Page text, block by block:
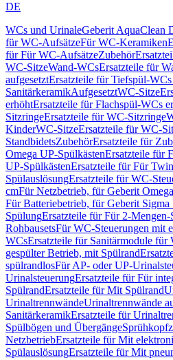
DE
WCs und UrinaleGeberit AquaClean
für WC-AufsätzeFür WC-Keramiken
für Für WC-AufsätzeZubehör
WC-SitzeWand-WCsErsatzteile für
aufgesetztErsatzteile für Tiefspül-
SanitärkeramikAufgesetztWC-Sitze
erhöhtErsatzteile für Flachspül-WCs
SitzringeErsatzteile für WC-Sitzringe
KinderWC-SitzeErsatzteile für WC-
StandbidetsZubehörErsatzteile für
Omega UP-SpülkästenErsatzteile für
UP-SpülkästenErsatzteile für Für
SpülauslösungErsatzteile für WC-
cmFür Netzbetrieb, für Geberit
Für Batteriebetrieb, für Geberit
SpülungErsatzteile für Für 2-Mengen-
RohbausetsFür WC-Steuerungen mit
WCsErsatzteile für Sanitärmodule für
gespülter Betrieb, mit Spülrand
spülrandlosFür AP- oder UP-
UrinalsteuerungErsatzteile für Für
SpülrandErsatzteile für Mit Spülrand
UrinaltrennwändeUrinaltrennwände
SanitärkeramikErsatzteile für
Spülbögen und Übergänge
NetzbetriebErsatzteile für Mit
SpülauslösungErsatzteile für Mit